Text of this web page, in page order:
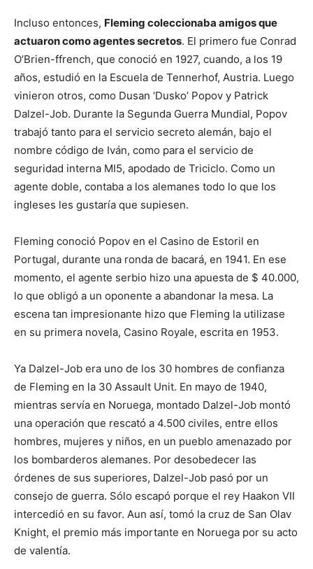
Incluso entonces, Fleming coleccionaba amigos que
actuaron como agentes secretos. El primero fue Conrad
O’Brien-ffrench, que conoció en 1927, cuando, a los 19
años, estudió en la Escuela de Tennerhof, Austria. Luego
vinieron otros, como Dusan ‘Dusko’ Popov y Patrick
Dalzel-Job. Durante la Segunda Guerra Mundial, Popov
trabajó tanto para el servicio secreto alemán, bajo el
nombre código de Iván, como para el servicio de
seguridad interna MI5, apodado de Triciclo. Como un
agente doble, contaba a los alemanes todo lo que los
ingleses les gustaría que supiesen.
Fleming conoció Popov en el Casino de Estoril en
Portugal, durante una ronda de bacará, en 1941. En ese
momento, el agente serbio hizo una apuesta de $ 40.000,
lo que obligó a un oponente a abandonar la mesa. La
escena tan impresionante hizo que Fleming la utilizase
en su primera novela, Casino Royale, escrita en 1953.
Ya Dalzel-Job era uno de los 30 hombres de confianza
de Fleming en la 30 Assault Unit. En mayo de 1940,
mientras servía en Noruega, montado Dalzel-Job montó
una operación que rescató a 4.500 civiles, entre ellos
hombres, mujeres y niños, en un pueblo amenazado por
los bombarderos alemanes. Por desobedecer las
órdenes de sus superiores, Dalzel-Job pasó por un
consejo de guerra. Sólo escapó porque el rey Haakon VII
intercedió en su favor. Aun así, tomó la cruz de San Olav
Knight, el premio más importante en Noruega por su acto
de valentía.